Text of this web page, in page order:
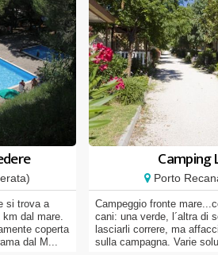
si trova a
dal mare.
coperta
dal M...
Camping
Porto
Campeggio fronte
cani: una verde, l´altra di
lasciarli correre, ma
sulla campagna. Varie